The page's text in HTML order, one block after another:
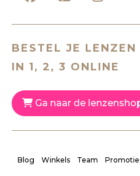
BESTEL JE LENZEN
IN 1, 2, 3 ONLINE
Ga naar de
Blog Winkels Team